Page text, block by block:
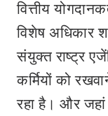
वित्तीय
विशेष अधिकार
संयुक्त राष्ट्र
कर्मियों को
रहा है। और